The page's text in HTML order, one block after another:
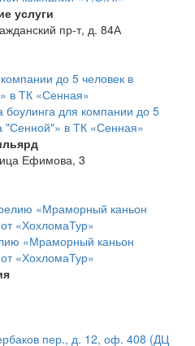
услуги
пр-т, д. 84А
боулинга для компании до 5
"Сенной"» в ТК «Сенная»
Ефимова, 3
«Мраморный каньон
«ХохломаТур»